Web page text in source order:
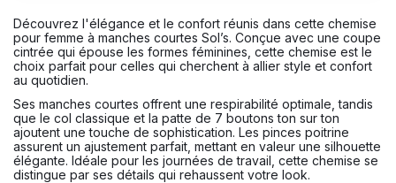
Découvrez l'élégance et le confort réunis dans cette chemise
pour femme à manches courtes Sol’s. Conçue avec une coupe
cintrée qui épouse les formes féminines, cette chemise est le
choix parfait pour celles qui cherchent à allier style et confort
au quotidien.
Ses manches courtes offrent une respirabilité optimale, tandis
que le col classique et la patte de 7 boutons ton sur ton
ajoutent une touche de sophistication. Les pinces poitrine
assurent un ajustement parfait, mettant en valeur une silhouette
élégante. Idéale pour les journées de travail, cette chemise se
distingue par ses détails qui rehaussent votre look.